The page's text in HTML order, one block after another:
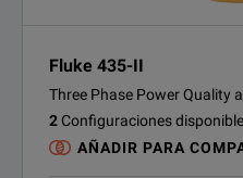
Fluke 435-II
Three Phase Power Quality
2 Configuraciones
AÑADIR PARA